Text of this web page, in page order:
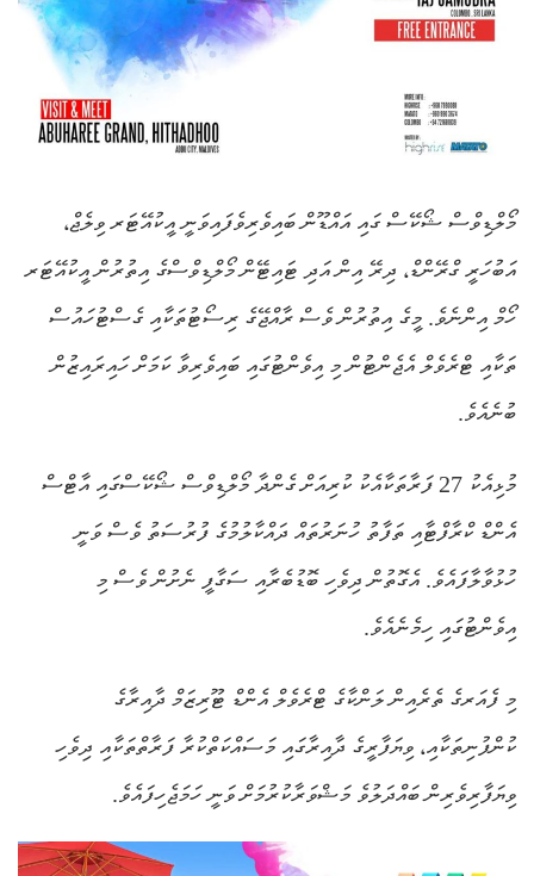
މޯލްޑިވްސް ޝޯކޭސް ގައި އައްޑޫން ބައިވެރިވެފައިވަނީ އީކުއޭޓަރ ވިލެޖް،
އަބުހަރީ ގްރޭންޑް، ދިރޭ އިން އަދި ޓައިޓޭން މޯލްޑިވްސްގެ އިތުރުން އީކުއޭޓަރ
ހޯމް އިންނެވެ. މީގެ އިތުރުން ވެސް ރާއްޖޭގެ ރިސޯޓުތަކާއި ގެސްޓުހައުސް
ތަކާއި ޓްރެވެލް އެޖެންޓުން މި އިވެންޓުގައި ބައިވެރިވާ ކަމަށް ހައިރައިޒުން
ބުނެއެވެ.
މުޅިއެކު 27 ފަރާތަކާއެކު ކުރިއަށް ގެންދާ މޯލްޑިވްސް ޝޯކޭސްގައި އާޓްސް
އެންޑް ކްރާފްޓާއި ތަފާތު ހުނަރުތައް ދައްކާލުމުގެ ފުރުސަތު ވެސް ވަނީ
ހުޅުވާލާފައެވެ. އެގޮތުން ދިވެހި ބޮޑުބެރާއި ސަގާފީ ނެށުން ވެސް މި
އިވެންޓުގައި ހިމެނެއެވެ.
މި ފެއަރގެ ތެރެއިން ލަންކާގެ ޓްރެވެލް އެންޑް ޓޫރިޒަމް ދާއިރާގެ
ކުންފުނިތަކާއި، ވިޔަފާރީގެ ދާއިރާގައި މަސައްކަތްކުރާ ފަރާތްތަކާއި ދިވެހި
ވިޔަފާރިވެރިން ބައްދަލުވެ މަޝްވަރާކުރުމަށް ވަނީ ހަމަޖެހިފައެވެ.